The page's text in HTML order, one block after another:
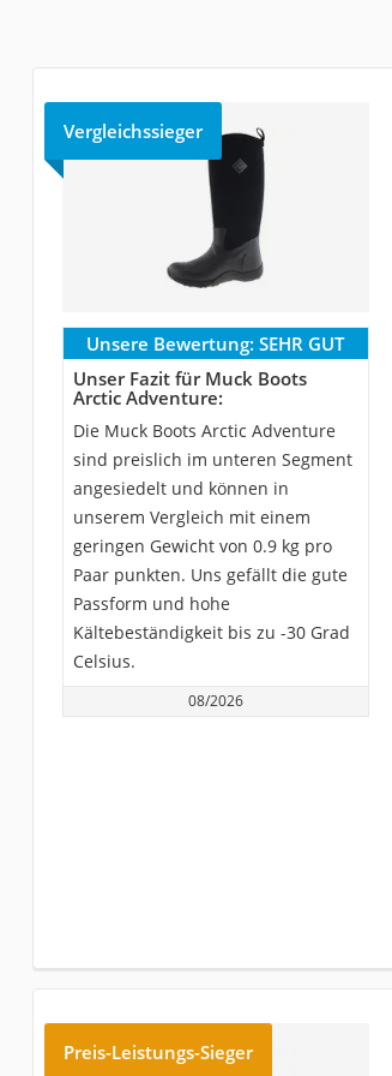
Vergleichssieger
Unsere Bewertung: SEHR GUT
Unser Fazit für Muck Boots
Arctic Adventure:
Die Muck Boots Arctic Adventure
sind preislich im unteren Segment
angesiedelt und können in
unserem Vergleich mit einem
geringen Gewicht von 0.9 kg pro
Paar punkten. Uns gefällt die gute
Passform und hohe
Kältebeständigkeit bis zu -30 Grad
Celsius.
08/2026
Preis-Leistungs-Sieger